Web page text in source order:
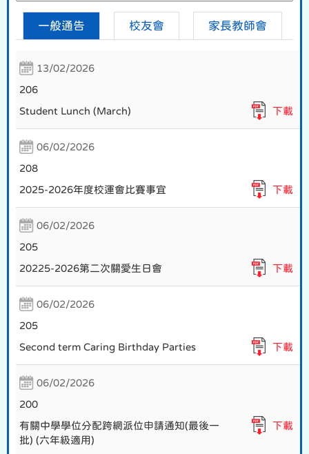
一般通告 校友會 家長教師會
13/02/2026
206
Student Lunch (March) 下載
06/02/2026
208
2025-2026年度校運會比賽事宜 下載
06/02/2026
205
20225-2026第二次關愛生日會 下載
06/02/2026
205
Second term Caring Birthday Parties 下載
06/02/2026
200
有關中學學位分配跨網派位申請通知(最後一
批) (六年級適用)
下載